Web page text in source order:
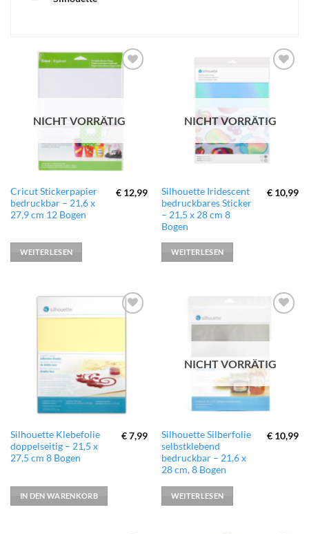
hinzufügen
NICHT VORRÄTIG
Cricut Stickerpapier
bedruckbar – 21,6 x
27,9 cm 12 Bogen
€ 12,99
WEITERLESEN
hinzufügen
NICHT VORRÄTIG
Silhouette Iridescent
bedruckbares Sticker
– 21,5 x 28 cm 8
Bogen
€ 10,99
WEITERLESEN
Silhouette Klebefolie
doppelseitig – 21,5 x
27,5 cm 8 Bogen
€7,99
IN DEN WARENKORB
zur
hinzufügen
NICHT VORRÄTIG
Silhouette Silberfolie
selbstklebend
bedruckbar – 21,6 x
28 cm, 8 Bogen
€ 10,99
WEITERLESEN